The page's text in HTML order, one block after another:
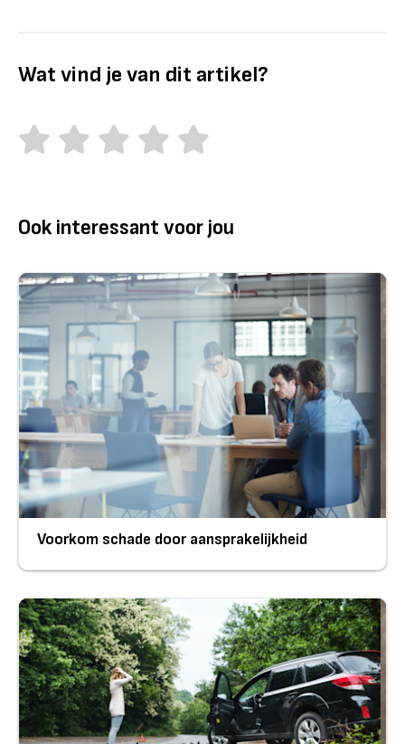
Wat vind je van dit artikel?
Ook interessant voor jou
Voorkom schade door aansprakelijkheid